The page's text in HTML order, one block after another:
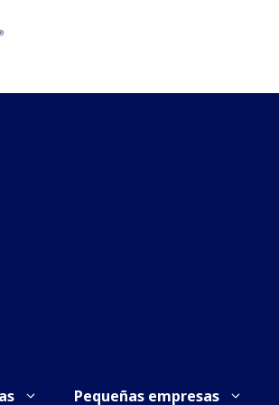
Pequeñas empresas